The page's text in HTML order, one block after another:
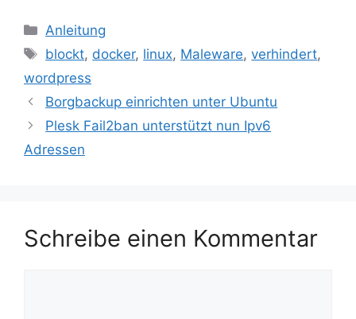
Kategorien
Anleitung
Schlagwörter
blockt, docker, linux, Maleware,verhindert,
wordpress
Borgbackup einrichten unter Ubuntu
Plesk Fail2ban unterstützt nun Ipv6
Adressen
Schreibe einen Kommentar